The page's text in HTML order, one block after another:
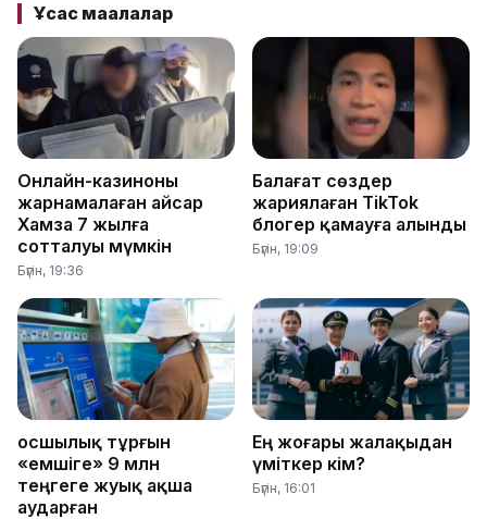
Ұқсас мақалалар
Онлайн-казиноны
жарнамалаған Қайсар
Хамза 7 жылға
сотталуы мүмкін
Бүгін, 19:36
Балағат сөздер
жариялаған TikTok
блогер қамауға алынды
Бүгін, 19:09
Қосшылық тұрғын
«емшіге» 9 млн
теңгеге жуық ақша
аударған
Ең жоғары жалақыдан
үміткер кім?
Бүгін, 16:01